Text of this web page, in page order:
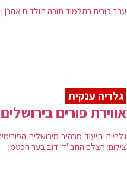
ערב פורים בתלמוד תורה תולדות אהרן
גלריה ענקית
אווירת פורים בירושלים
גלריית תיעוד מרהיב מירושלים
צילום: הצלם החב"די דוב בער הכטמן